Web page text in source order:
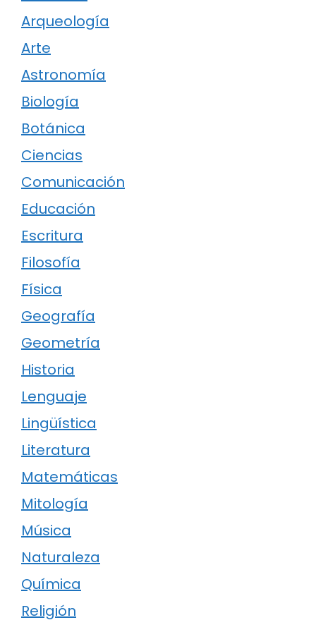
Arqueología
Arte
Astronomía
Biología
Botánica
Ciencias
Comunicación
Educación
Escritura
Filosofía
Física
Geografía
Geometría
Historia
Lenguaje
Lingüística
Literatura
Matemáticas
Mitología
Música
Naturaleza
Química
Religión